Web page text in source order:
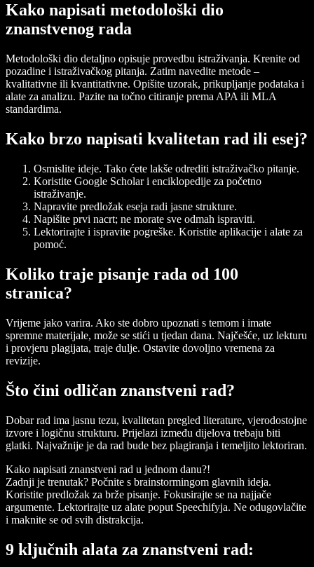
Kako napisati metodološki dio
znanstvenog rada
Metodološki dio detaljno opisuje provedbu istraživanja. Krenite od
pozadine i istraživačkog pitanja. Zatim navedite metode –
kvalitativne ili kvantitativne. Opišite uzorak, prikupljanje podataka i
alate za analizu. Pazite na točno citiranje prema APA ili MLA
standardima.
Kako brzo napisati kvalitetan rad ili esej?
Osmislite ideje. Tako ćete lakše odrediti istraživačko pitanje.
Koristite Google Scholari enciklopedije za početno
istraživanje.
Napravite predložak eseja radi jasne strukture.
Napišite prvi nacrt; ne morate sve odmah ispraviti.
Lektorirajte i ispravite pogreške. Koristite aplikacije i alate za
pomoć.
Koliko traje pisanje rada od 100
stranica?
Vrijeme jako varira. Ako ste dobro upoznati s temom i imate
spremne materijale, može se stići u tjedan dana. Najčešće, uz lekturu
i provjeru plagijata, traje dulje. Ostavite dovoljno vremena za
revizije.
Što čini odličan znanstveni rad?
Dobar rad ima jasnu tezu, kvalitetan pregled literature, vjerodostojne
izvore i logičnu strukturu. Prijelazi između dijelova trebaju biti
glatki. Najvažnije je da rad bude bez plagiranja i temeljito lektoriran.
Kako napisati znanstveni rad u jednom danu?!
Zadnji je trenutak? Počnite s brainstormingom glavnih ideja.
Koristite predložak za brže pisanje. Fokusirajte se na najjače
argumente. Lektorirajte uz alate poput Speechifyja. Ne odugovlačite
i maknite se od svih distrakcija.
9 ključnih alata za znanstveni rad: